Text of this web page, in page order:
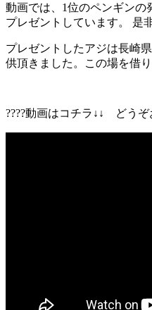
動画では、1位のペンギンの
プレゼントしています。 是
プレゼントしたアジは長崎
供頂きました。この場を借
????動画はコチラ↓↓ どう